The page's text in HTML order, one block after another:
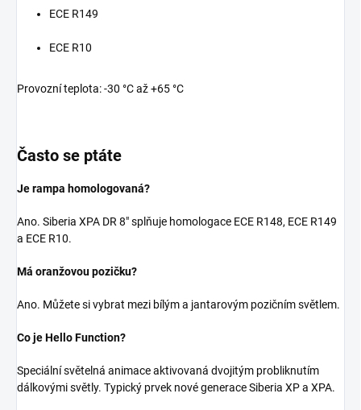
ECE R149
ECE R10
Provozní teplota: -30 °C až +65 °C
Často se ptáte
Je rampa homologovaná?
Ano. Siberia XPA DR 8" splňuje homologace ECE R148, ECE R149
a ECE R10.
Má oranžovou pozičku?
Ano. Můžete si vybrat mezi bílým a jantarovým pozičním světlem.
Co je Hello Function?
Speciální světelná animace aktivovaná dvojitým probliknutím
dálkovými světly. Typický prvek nové generace Siberia XP a XPA.